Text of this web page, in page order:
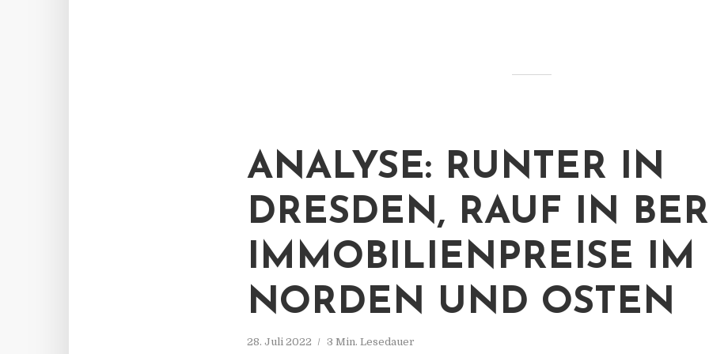
ANALYSE: RUNTER IN
DRESDEN, RAUF IN
IMMOBILIENPREISE IM
NORDEN UND OSTEN
28. Juli 2022 3 Min. Lesedauer